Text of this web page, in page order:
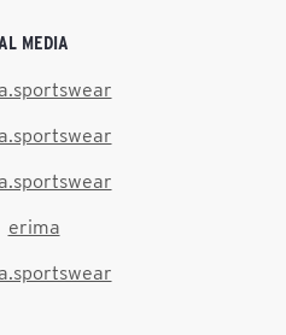
MEDIA
erima